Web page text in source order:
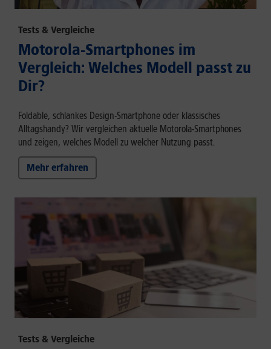
Tests & Vergleiche
Motorola-Smartphones im
Vergleich: Welches Modell passt zu
Dir?
Foldable, schlankes Design-Smartphone oder klassisches
Alltagshandy? Wir vergleichen aktuelle Motorola-Smartphones
und zeigen, welches Modell zu welcher Nutzung passt.
Mehr erfahren
Tests & Vergleiche